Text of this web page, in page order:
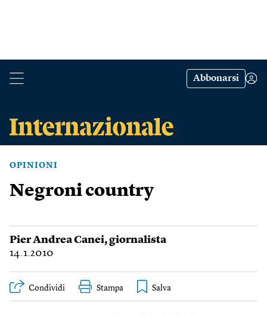
Abbonarsi
OPINIONI
Negroni country
Pier Andrea Canei, giornalista
14.1.2010
Condividi Stampa